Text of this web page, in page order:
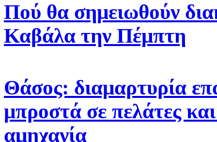
Πού θα σημειωθούν
Καβάλα την Πέμπτη
Θάσος: διαμαρτυρία
μπροστά σε πελάτες
αμηχανία